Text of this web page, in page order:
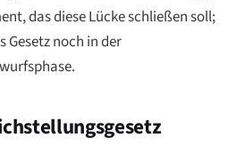
das diese Lücke schließen soll;
Gesetz noch in der